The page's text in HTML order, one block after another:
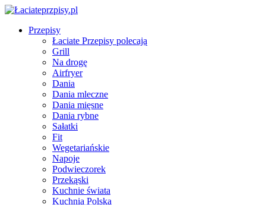
Przepisy
Łaciate Przepisy polecają
Grill
Na drogę
Airfryer
Dania
Dania mleczne
Dania mięsne
Dania rybne
Sałatki
Fit
Wegetariańskie
Napoje
Podwieczorek
Przekąski
Kuchnie świata
Kuchnia Polska